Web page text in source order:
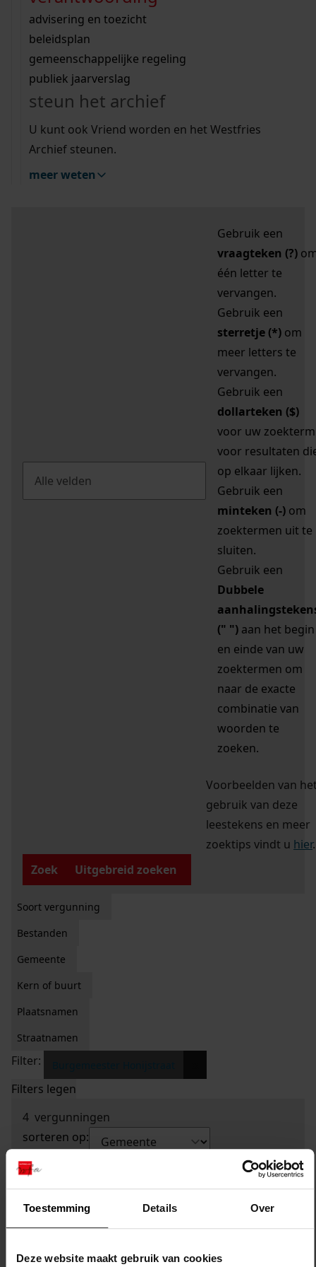
Toestemming Details Over
Deze website maakt gebruik van cookies
bouwvergunningen
omgevingsvergunningen
vergunningen
beeld en geluid
uitleg nodig?
Wij helpen u op weg met een aantal zoektips.
bekijk alle zoektips
Wij helpen u op weg met een aantal zoektips.
bekijk alle zoektips
bekijk ons geschiedenislokaal
advisering en toezicht
beleidsplan
gemeenschappelijke regeling
publiek jaarverslag
steun het archief
U kunt ook Vriend worden en het Westfries
Archief steunen.
meer weten
zoektips
Mijn Studiezaal (inloggen)
uw zoekopdracht te
Gebruik een
vraagteken (?)
één letter te
vervangen.
Gebruik een
sterretje (*) om
meer letters te
vervangen.
Gebruik een
dollarteken ($)
voor uw zoekterm
voor resultaten
op elkaar lijken.
Gebruik een
minteken (-) om
zoektermen uit te
sluiten.
Gebruik een
Dubbele
(" ") aan het begin
en einde van uw
zoektermen om
naar de exacte
combinatie van
woorden te
zoeken.
Voorbeelden van
gebruik van deze
leestekens en meer
zoektips vindt u hier.
Zoek
Uitgebreid zoeken
Soort vergunning
Bestanden
Gemeente
Kern of buurt
Plaatsnamen
Straatnamen
Filter:
Filters legen
4 vergunningen
sorteren op: